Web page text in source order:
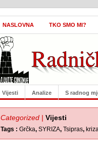
NASLOVNA TKO SMO MI?
Vijesti Analize S radnog
Categorized | Vijesti
Tags : Grčka, SYRIZA, Tsipras,